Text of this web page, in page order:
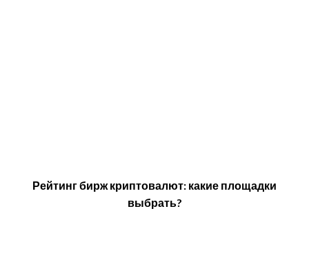
Рейтинг бирж криптовалют: какие площадки
выбрать?